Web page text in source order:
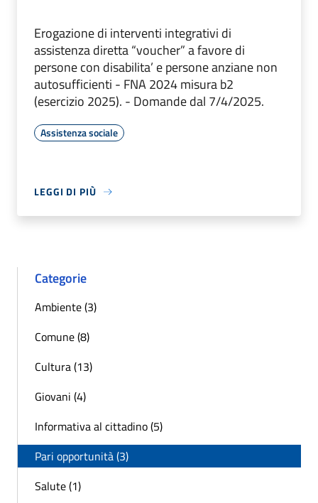
Erogazione di interventi integrativi di
assistenza diretta “voucher” a favore di
persone con disabilita’ e persone anziane non
autosufficienti - FNA 2024 misura b2
(esercizio 2025). - Domande dal 7/4/2025.
Assistenza sociale
LEGGI DI PIÙ
Categorie
Ambiente (3)
Comune (8)
Cultura (13)
Giovani (4)
Informativa al cittadino (5)
Pari opportunità (3)
Salute (1)